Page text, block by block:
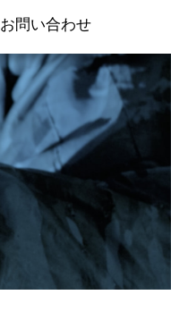
お問い合わせ